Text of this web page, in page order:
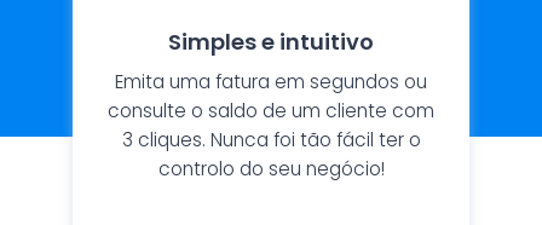
Simples e intuitivo
Emita uma fatura em segundos ou
consulte o saldo de um cliente com
3 cliques. Nunca foi tão fácil ter o
controlo do seu negócio!